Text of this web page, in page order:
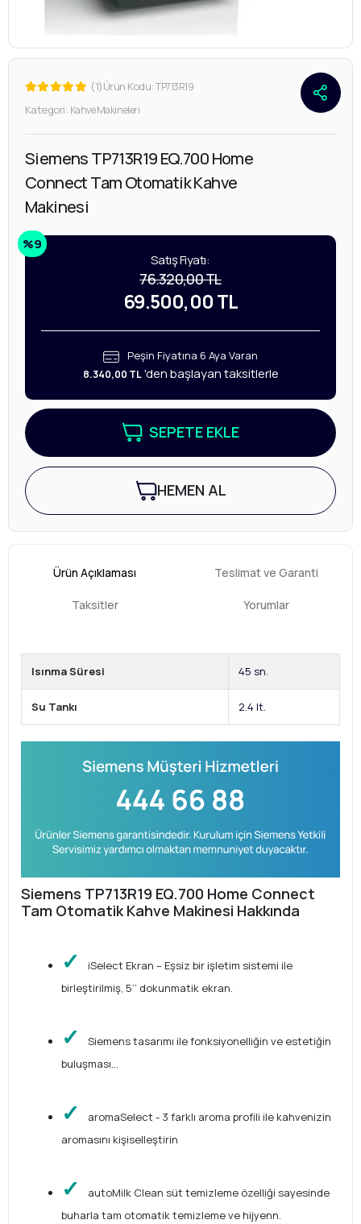
(1)Ürün Kodu:TP713R19
Kategori: Kahve Makineleri
Siemens TP713R19 EQ.700 Home
Connect Tam Otomatik Kahve
Makinesi
%9
Satış Fiyatı:
76.320,00 TL
69.500,00 TL
Peşin Fiyatına 6 Aya Varan
8.340,00 TL'den başlayan taksitlerle
SEPETE EKLE
HEMEN AL
Ürün Açıklaması Teslimat ve Garanti
Taksitler Yorumlar
Isınma Süresi 45 sn.
Su Tankı 2.4 lt.
Siemens TP713R19 EQ.700 Home Connect
Tam Otomatik Kahve Makinesi Hakkında
iSelect Ekran – Eşsiz bir işletim sistemi ile
birleştirilmiş, 5’’ dokunmatik ekran.
Siemens tasarımı ile fonksiyonelliğin ve estetiğin
buluşması...
aromaSelect - 3 farklı aroma profili ile kahvenizin
aromasını kişiselleştirin
autoMilk Clean süt temizleme özelliği sayesinde
buharla tam otomatik temizleme ve hijyenn.